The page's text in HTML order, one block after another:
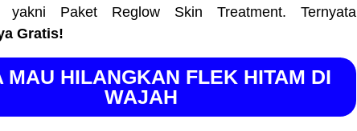
yakni Paket Reglow Skin Treatment. Ternyata
Gratis!
MAU HILANGKAN FLEK HITAM DI
WAJAH